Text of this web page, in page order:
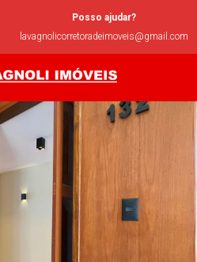
Posso ajudar?
lavagnolicorretoradeimoveis@gmail.com